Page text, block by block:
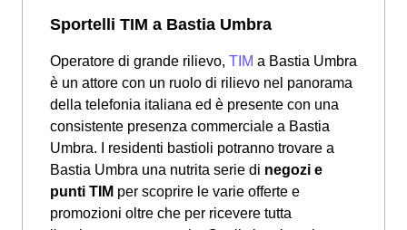
Sportelli TIM a Bastia Umbra
Operatore di grande rilievo, TIM a Bastia Umbra
è un attore con un ruolo di rilievo nel panorama
della telefonia italiana ed è presente con una
consistente presenza commerciale a Bastia
Umbra. I residenti bastioli potranno trovare a
Bastia Umbra una nutrita serie di negozi e
punti TIM per scoprire le varie offerte e
promozioni oltre che per ricevere tutta